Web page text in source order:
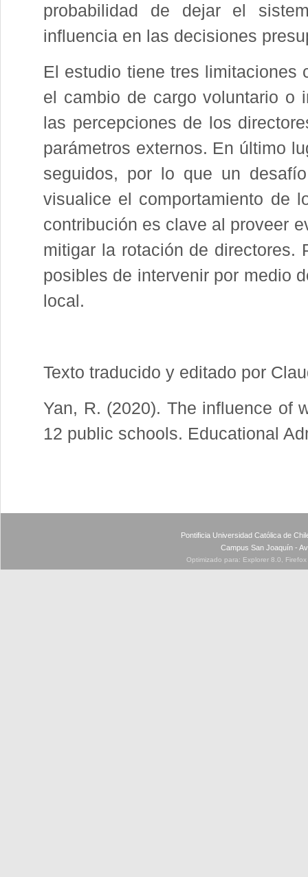
probabilidad de dejar el
influencia en las decisiones
El estudio tiene tres limitaciones
el cambio de cargo voluntario o
las percepciones de los
parámetros externos. En último
seguidos, por lo que un
visualice el comportamiento de
contribución es clave al proveer
mitigar la rotación de directores.
posibles de intervenir por medio
local.
Texto traducido y editado por
Yan, R. (2020). The influence of
12 public schools. Educational
Pontificia Universidad Católica de
Campus San Joaquín -
Optimizado para: Explorer 8.0,